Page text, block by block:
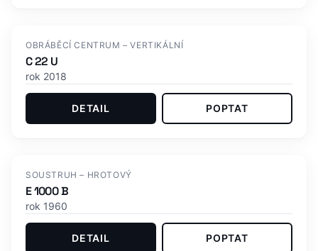
OBRÁBĚCÍ CENTRUM – VERTIKÁLNÍ
C 22 U
rok 2018
DETAIL POPTAT
SOUSTRUH – HROTOVÝ
E 1000 B
rok 1960
DETAIL POPTAT